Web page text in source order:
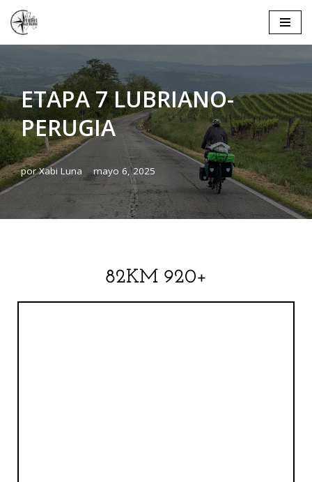
Saltar
contenido
ETAPA 7 LUBRIANO-
PERUGIA
porXabi Luna mayo 6, 2025
82KM 920+